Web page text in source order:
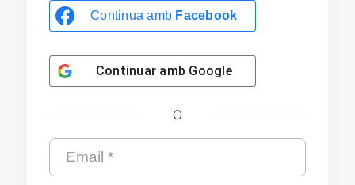
Continua amb Facebook
Continuar amb Google
O